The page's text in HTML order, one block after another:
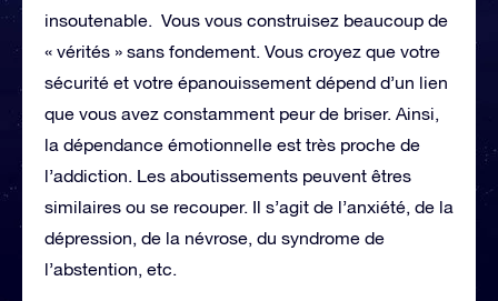
insoutenable. Vous vous construisez beaucoup de
« vérités » sans fondement. Vous croyez que votre
sécurité et votre épanouissement dépend d’un lien
que vous avez constamment peur de briser. Ainsi,
la dépendance émotionnelle est très proche de
l’addiction. Les aboutissements peuvent êtres
similaires ou se recouper. Il s’agit de l’anxiété, de la
dépression, de la névrose, du syndrome de
l’abstention, etc.